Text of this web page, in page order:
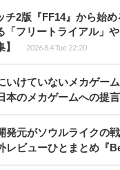
チ2版『FF14』から始
「フリートライアル」
】
2026.8.4 Tue 22:20
いけていないメカゲー
本のメカゲームへの提
発元がソウルライクの
レビューひとまとめ『